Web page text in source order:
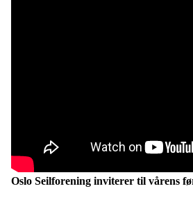
Oslo Seilforening inviterer til vårens